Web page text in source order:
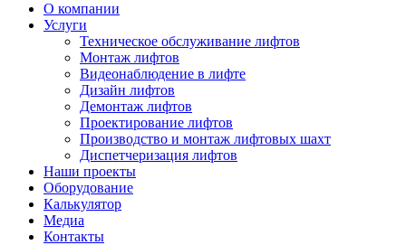
О компании
Услуги
Техническое обслуживание лифтов
Монтаж лифтов
Видеонаблюдение в лифте
Дизайн лифтов
Демонтаж лифтов
Проектирование лифтов
Производство и монтаж лифтовых шахт
Диспетчеризация лифтов
Наши проекты
Оборудование
Калькулятор
Медиа
Контакты